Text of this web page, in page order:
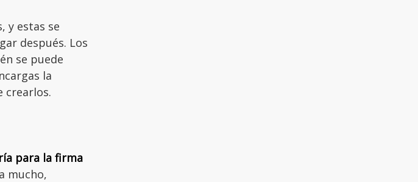
y estas se
después. Los
se puede
la
crearlos.
para la firma
mucho,